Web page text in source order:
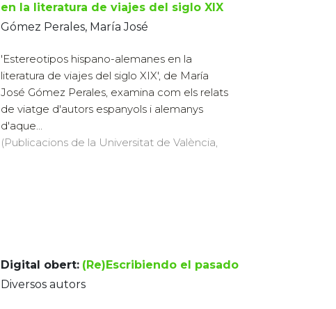
en la literatura de viajes del siglo XIX
Gómez Perales, María José
'Estereotipos hispano-alemanes en la
literatura de viajes del siglo XIX', de María
José Gómez Perales, examina com els relats
de viatge d'autors espanyols i alemanys
d'aque...
(Publicacions de la Universitat de València,
Digital obert: (Re)Escribiendo el pasado
Diversos autors